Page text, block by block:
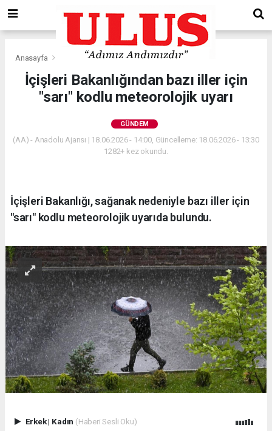
Anasayfa Gündem
İçişleri Bakanlığından bazı iller için
"sarı" kodlu meteorolojik uyarı
GÜNDEM
(AA) - Anadolu Ajansı | 18.06.2026 - 14:00, Güncelleme: 18.06.2026 - 13:30
1282+ kez okundu.
İçişleri Bakanlığı, sağanak nedeniyle bazı iller için
"sarı" kodlu meteorolojik uyarıda bulundu.
Erkek| Kadın (Haberi Sesli Oku)